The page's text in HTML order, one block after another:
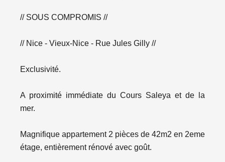
// SOUS COMPROMIS //
// Nice - Vieux-Nice - Rue Jules Gilly //
Exclusivité.
A proximité immédiate du Cours Saleya et de la
mer.
Magnifique appartement 2 pièces de 42m2 en 2eme
étage, entièrement rénové avec goût.